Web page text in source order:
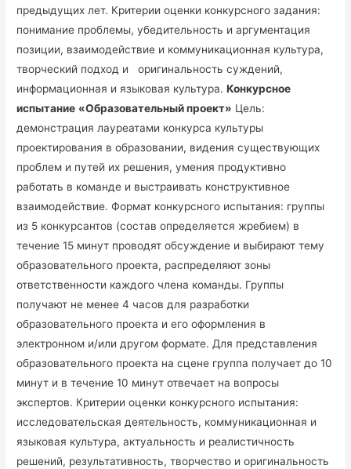
предыдущих лет. Критерии оценки конкурсного задания:
понимание проблемы, убедительность и аргументация
позиции, взаимодействие и коммуникационная культура,
творческий подход и оригинальность суждений,
информационная и языковая культура.Конкурсное
испытание «Образовательный проект» Цель:
демонстрация лауреатами конкурса культуры
проектирования в образовании, видения существующих
проблем и путей их решения, умения продуктивно
работать в команде и выстраивать конструктивное
взаимодействие. Формат конкурсного испытания: группы
из 5 конкурсантов (состав определяется жребием) в
течение 15 минут проводят обсуждение и выбирают тему
образовательного проекта, распределяют зоны
ответственности каждого члена команды. Группы
получают не менее 4 часов для разработки
образовательного проекта и его оформления в
электронном и/или другом формате. Для представления
образовательного проекта на сцене группа получает до 10
минут и в течение 10 минут отвечает на вопросы
экспертов. Критерии оценки конкурсного испытания:
исследовательская деятельность, коммуникационная и
языковая культура, актуальность и реалистичность
решений, результативность, творчество и оригинальность